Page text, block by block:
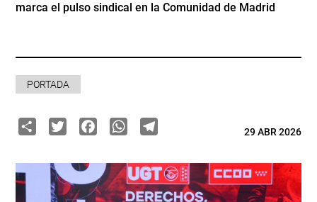
marca el pulso sindical en la Comunidad de Madrid
PORTADA
ShareTwitterFacebook
WhatsApp
Telegram29 ABR 2026